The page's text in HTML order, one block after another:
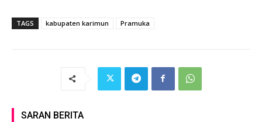
TAGS kabupaten karimun Pramuka
SARAN BERITA